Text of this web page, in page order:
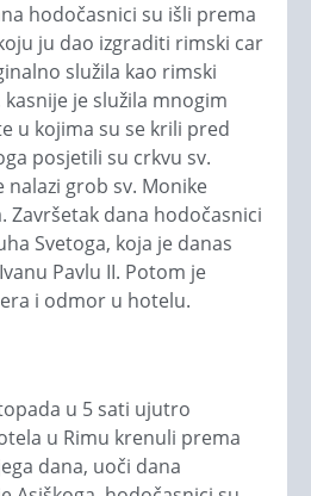
hodočasnici su išli prema
ju dao izgraditi rimski car
služila kao rimski
je služila mnogim
u kojima su se krili pred
posjetili su crkvu sv.
nalazi grob sv. Monike
Završetak dana hodočasnici
Svetoga, koja je danas
Pavlu II. Potom je
i odmor u hotelu.
u 5 sati ujutro
u Rimu krenuli prema
dana, uoči dana